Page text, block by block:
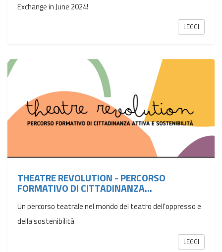
Exchange in June 2024!
LEGGI
THEATRE REVOLUTION - PERCORSO
FORMATIVO DI CITTADINANZA...
Un percorso teatrale nel mondo del teatro dell'oppresso e
della sostenibilità
LEGGI